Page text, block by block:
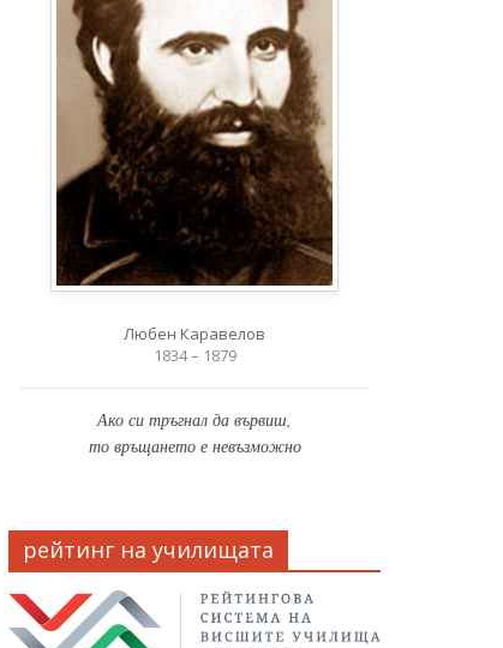
Любен Каравелов
1834 – 1879
Ако си тръгнал да вървиш,
то връщането е невъзможно
рейтинг на училищата